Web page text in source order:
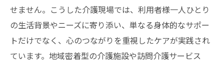
せません。こうした介護現場では、利用者様一人ひとり
の生活背景やニーズに寄り添い、単なる身体的なサポー
トだけでなく、心のつながりを重視したケアが実践され
ています。地域密着型の介護施設や訪問介護サービス